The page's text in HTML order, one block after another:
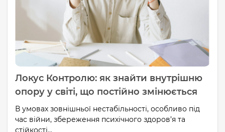
Локус Контролю: як знайти внутрішню
опору у світі, що постійно змінюється
В умовах зовнішньої нестабільності, особливо під
час війни, збереження психічного здоров’я та
стійкості...